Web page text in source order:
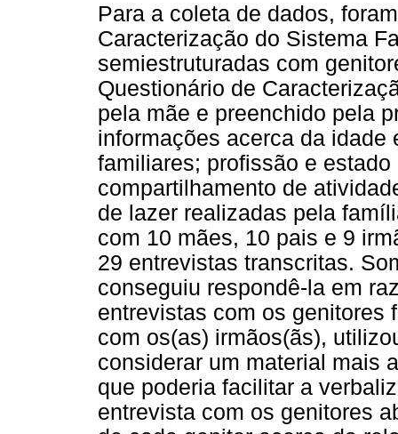
Para a coleta de dados,
Caracterização do Sistema
semiestruturadas com
Questionário de
pela mãe e preenchido pela
informações acerca da
familiares; profissão e
compartilhamento de
de lazer realizadas pela
com 10 mães, 10 pais e 9
29 entrevistas transcritas.
conseguiu respondê-la em
entrevistas com os genitores
com os(as) irmãos(ãs),
considerar um material mais
que poderia facilitar a
entrevista com os genitores